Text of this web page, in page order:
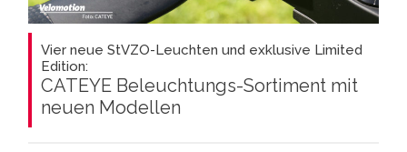
Vier neue StVZO-Leuchten und exklusive Limited
Edition:
CATEYE Beleuchtungs-Sortiment mit
neuen Modellen